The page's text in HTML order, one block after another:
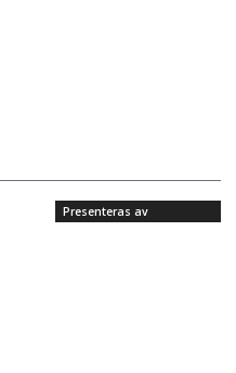
Presenteras av